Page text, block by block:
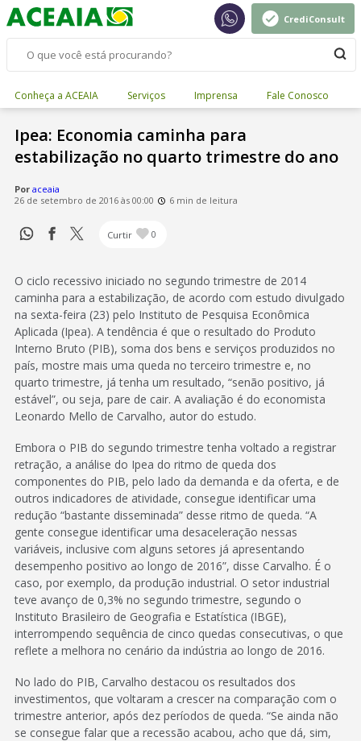
CrediConsult
Conheça a ACEAIA Serviços Imprensa Fale Conosco
Ipea: Economia caminha para
estabilização no quarto trimestre do ano
Por aceaia
26 de setembro de 2016 às 00:00
6 min de leitura
Curtir 0
O ciclo recessivo iniciado no segundo trimestre de 2014
caminha para a estabilização, de acordo com estudo divulgado
na sexta-feira (23) pelo Instituto de Pesquisa Econômica
Aplicada (Ipea). A tendência é que o resultado do Produto
Interno Bruto (PIB), soma dos bens e serviços produzidos no
país, mostre mais uma queda no terceiro trimestre e, no
quarto trimestre, já tenha um resultado, “senão positivo, já
estável”, ou seja, pare de cair. A avaliação é do economista
Leonardo Mello de Carvalho, autor do estudo.
Embora o PIB do segundo trimestre tenha voltado a registrar
retração, a análise do Ipea do ritmo de queda dos
componentes do PIB, pelo lado da demanda e da oferta, e de
outros indicadores de atividade, consegue identificar uma
redução “bastante disseminada” desse ritmo de queda. “A
gente consegue identificar uma desaceleração nessas
variáveis, inclusive com alguns setores já apresentando
desempenho positivo ao longo de 2016”, disse Carvalho. É o
caso, por exemplo, da produção industrial. O setor industrial
teve avanço de 0,3% no segundo trimestre, segundo o
Instituto Brasileiro de Geografia e Estatística (IBGE),
interrompendo sequência de cinco quedas consecutivas, o que
reflete a melhora no cenário da indústria ao longo de 2016.
No lado do PIB, Carvalho destacou os resultados dos
investimentos, que voltaram a crescer na comparação com o
trimestre anterior, após dez períodos de queda. “Se ainda não
se consegue falar que a recessão acabou, acho que dá, sim,